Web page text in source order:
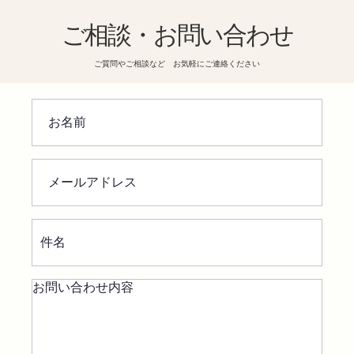
ご相談・お問い合わせ
ご質問やご相談など お気軽にご連絡ください